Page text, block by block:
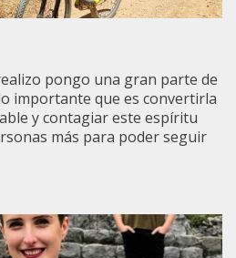
pongo una gran parte de
importante que es convertirla
y contagiar este espíritu
más para poder seguir